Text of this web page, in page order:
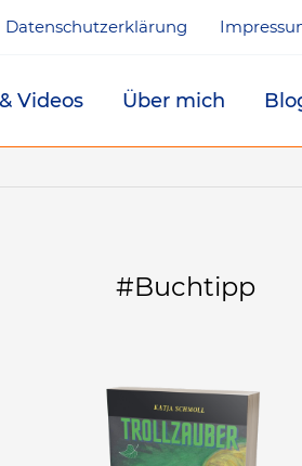
Datenschutzerklärung
Videos Über mich
#Buchtipp